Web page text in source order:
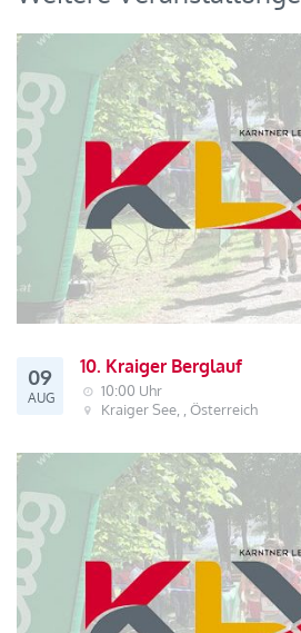
09
AUG
10. Kraiger Berglauf
10:00 Uhr
Kraiger See, , Österreich